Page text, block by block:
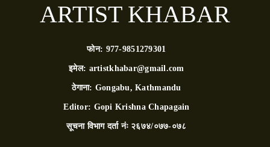
ARTIST KHABAR
फोन: 977-9851279301
इमेल: artistkhabar@gmail.com
ठेगाना: Gongabu, Kathmandu
Editor: Gopi Krishna Chapagain
सूचना विभाग दर्ता नंः २६७४/०७७-०७८